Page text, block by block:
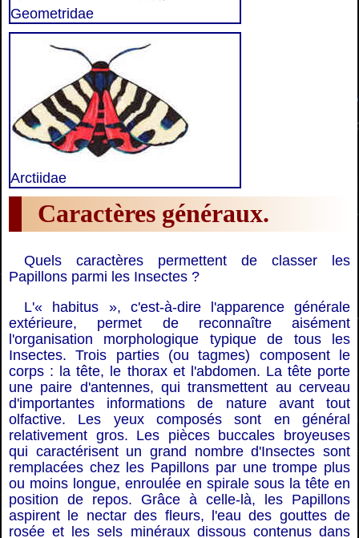
Geometridae
Arctiidae
Caractères généraux.
Quels caractères permettent de classer les
Papillons parmi les Insectes ?
L'« habitus », c'est-à-dire l'apparence générale
extérieure, permet de reconnaître aisément
l'organisation morphologique typique de tous les
Insectes. Trois parties (ou tagmes) composent le
corps : la tête, le thorax et l'abdomen. La tête porte
une paire d'antennes, qui transmettent au cerveau
d'importantes informations de nature avant tout
olfactive. Les yeux composés sont en général
relativement gros. Les pièces buccales broyeuses
qui caractérisent un grand nombre d'Insectes sont
remplacées chez les Papillons par une trompe plus
ou moins longue, enroulée en spirale sous la tête en
position de repos. Grâce à celle-là, les Papillons
aspirent le nectar des fleurs, l'eau des gouttes de
rosée et les sels minéraux dissous contenus dans